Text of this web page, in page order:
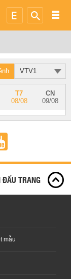
VTV1
T7
08/08
CN
09/08
ĐẦU TRANG
mẫu